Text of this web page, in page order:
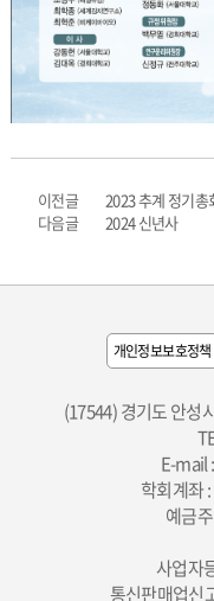
이전글
2023 추계 정기총
다음글
2024 신년사
개인정보보호정책
(17544) 경기도 안성
E-mail :
학회계좌
예금
사업자
통신판매업신